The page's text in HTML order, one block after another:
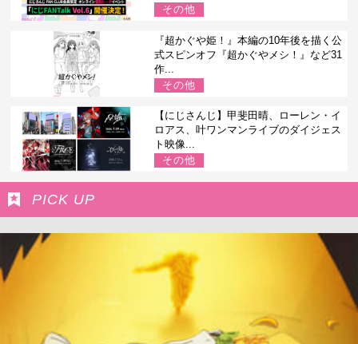
その他
『超かぐや姫！』本編の10年後を描く公
式スピンオフ『超かぐやメシ！』など31
作...
その他
【にじさんじ】甲斐田晴、ローレン・イ
ロアス、叶ワンマンライブのダイジェス
ト映像...
その他
PICK UP